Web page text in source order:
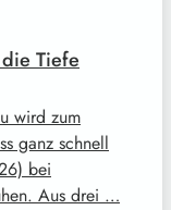
Tiefe
wird zum
ganz schnell
bei
Aus drei …